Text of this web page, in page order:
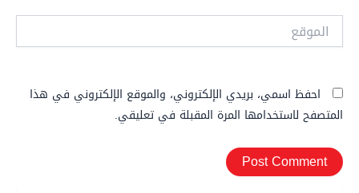
الموقع
احفظ اسمي، بريدي الإلكتروني، والموقع الإلكتروني في هذا
المتصفح لاستخدامها المرة المقبلة في تعليقي.